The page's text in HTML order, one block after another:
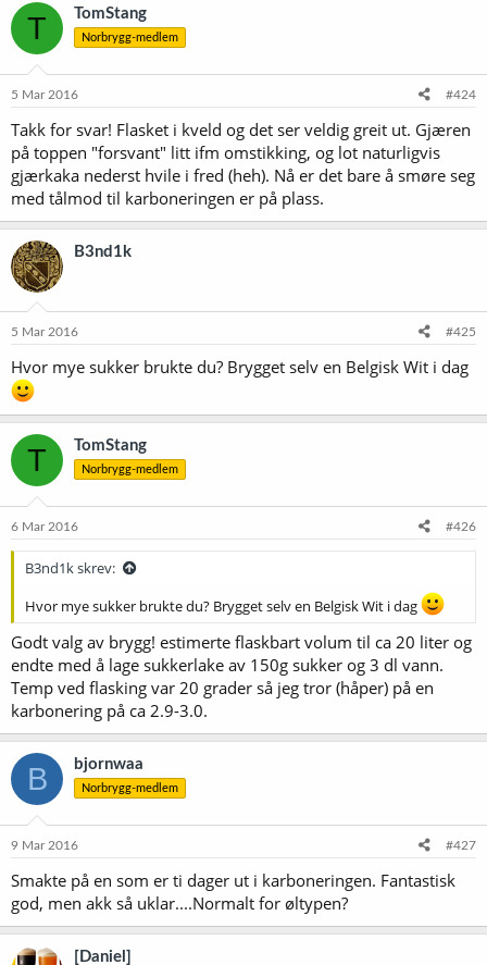
T TomStang
Norbrygg-medlem
5 Mar 2016 #424
Takk for svar! Flasket i kveld og det ser veldig greit ut. Gjæren
på toppen "forsvant" litt ifm omstikking, og lot naturligvis
gjærkaka nederst hvile i fred (heh). Nå er det bare å smøre seg
med tålmod til karboneringen er på plass.
B3nd1k
5 Mar 2016 #425
Hvor mye sukker brukte du? Brygget selv en Belgisk Wit i dag
T TomStang
Norbrygg-medlem
6 Mar 2016 #426
B3nd1k skrev:
Hvor mye sukker brukte du? Brygget selv en Belgisk Wit i dag
Godt valg av brygg! estimerte flaskbart volum til ca 20 liter og
endte med å lage sukkerlake av 150g sukker og 3 dl vann.
Temp ved flasking var 20 grader så jeg tror (håper) på en
karbonering på ca 2.9-3.0.
B bjornwaa
Norbrygg-medlem
9 Mar 2016 #427
Smakte på en som er ti dager ut i karboneringen. Fantastisk
god, men akk så uklar....Normalt for øltypen?
[Daniel]